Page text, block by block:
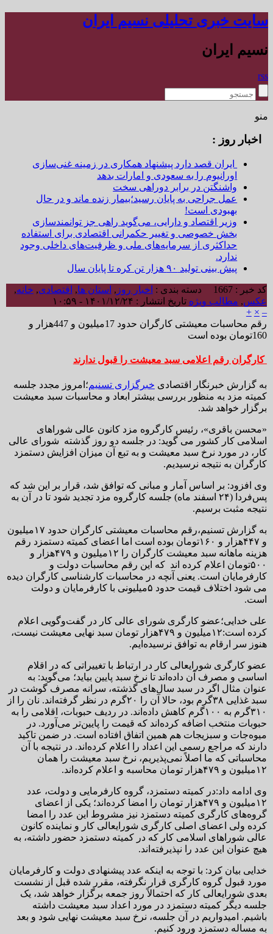
سایت خبری تحلیلی نسیم ایران
نسیم ایران
rss
منو
اخبار روز :
ایران قصد دارد پیشنهاد همکاری در زمینه غنی‌سازی
اورانیوم را به سعودی و امارات بدهد
واشنگتن در برابر دوراهی سخت
عمل جراحی به پایان رسید؛بیمار زنده ماند و در حال
بهبودی است!
وزیر اقتصاد و دارایی، می‌گوید راهی جز توانمندسازی
بخش خصوصی و تغییر حکمرانی اقتصادی برای استفاده
حداکثری از سرمایه‌های ملی و ظرفیت‌های داخلی وجود
ندارد.
پیش بینی تولید ۹۰ هزار تن کره تا پایان سال
کد خبر : 1667 دسته بندی : اخبار روز , استان ها, اقتصادی, خانه,
عکس, مطالب ویژه تاریخ انتشار : ۱۴۰۱/۱۲/۲۴ - ۱۰:۵۹
–
×
+
رقم محاسبات معیشتی کارگران حدود 17میلیون و 447هزار و
160تومان بوده است
کارگران رقم اعلامی سبد معیشت را قبول ندارند
به گزارش خبرنگار اقتصادی خبرگزاری تسنیم؛‌امروز مجدد جلسه
کمیته مزد به منظور بررسی بیشتر ابعاد و محاسبات سبد معیشت
برگزار خواهد شد.
«محسن باقری»، رئیس کارگروه مزد کانون عالی شوراهای
اسلامی کار کشور می گوید: در جلسه دو روز گذشته شورای عالی
کار، در مورد نرخ سبد معیشت و به تبع آن میزان افزایش دستمزد
کارگران به نتیجه نرسیدیم.
وی افزود: بر اساس آمار و مبانی که توافق شد، قرار بر این شد که
پس‌فردا (۲۴ اسفند ماه) جلسه کارگروه مزد تجدید شود تا در آن به
نتیجه مثبت برسیم.
به گزارش تسنیم،رقم محاسبات معیشتی کارگران حدود ۱۷میلیون
و ۴۴۷هزار و ۱۶۰تومان بوده است اما اعضای کمیته دستمزد رقم
هزینه ماهانه سبد معیشت کارگران را ۱۲میلیون و ۴۷۹هزار و
۵۰۰تومان اعلام کرده اند که این رقم محاسبات دولت و
کارفرمایان است. یعنی آنچه در محاسبات کارشناسی کارگران دیده
می شود اختلاف قیمت حدود ۵میلیونی با کارفرمایان و دولت
است.
علی خدایی؛عضو کارگری شورای عالی کار در گفت‌وگویی اعلام
کرده است:۱۲میلیون و ۴۷۹هزار تومان سبد نهایی معیشت نیست،
هنوز سر ارقام به توافق نرسیده‌ایم.
عضو کارگری شورایعالی کار در ارتباط با تغییراتی که در اقلام
اساسی و مصرف آن داده‌اند تا نرخ سبد پایین بیاید؛ می‌گوید: به
عنوان مثال اگر در سبد سال‌های گذشته، سرانه مصرف گوشت در
سبد غذایی ۳۸گرم بود، حالا آن را ۲۰گرم در نظر گرفته‌اند. نان را از
۳۱۰گرم به ۱۰۰گرم کاهش داده‌اند. در ردیف حبوبات، اقلامی را به
حبوبات منتخب اضافه کرده‌اند که قیمت را پایین‌تر می‌آورد. در
میوه‌جات و سبزیجات هم همین اتفاق افتاده است. در ضمن تاکید
دارند که مراجع رسمی این اعداد را اعلام کرده‌اند. در نتیجه با آن
محاسباتی که ما اصلاً نمی‌پذیریم، نرخ سبد معیشت را همان
۱۲میلیون و ۴۷۹هزار تومان محاسبه و اعلام کرده‌اند.
وی ادامه داد:در کمیته دستمزد، گروه کارفرمایی و دولت، عدد
۱۲میلیون و ۴۷۹هزار تومان را امضا کرده‌اند؛ یکی از اعضای
گروه‌های کارگری کمیته دستمزد نیز مشروط این عدد را امضا
کرده ولی اعضای اصلی کارگری شورایعالی کار و نماینده کانون
عالی شوراهای اسلامی کار که در کمیته دستمزد حضور داشته، به
هیچ عنوان این عدد را نپذیرفته‌اند.
خدایی بیان کرد: با توجه به اینکه عدد پیشنهادی دولت و کارفرمایان
مورد قبول گروه کارگری قرار نگرفته، مقرر شده قبل از نشست
بعدی شورایعالی کار که احتمالاً روز جمعه برگزار خواهد شد، یک
جلسه دیگر کمیته دستمزد در مورد اعداد سبد معیشت داشته
باشیم. امیدواریم در آن جلسه، نرخ سبد معیشت نهایی شود و بعد
به مساله دستمزد ورود کنیم.